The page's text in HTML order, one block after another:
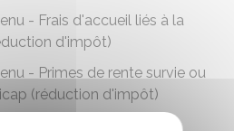
- Frais d'accueil liés à la
d'impôt)
- Primes de rente survie ou
(réduction d'impôt)